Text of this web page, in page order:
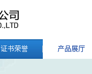
证书荣誉 产品展厅